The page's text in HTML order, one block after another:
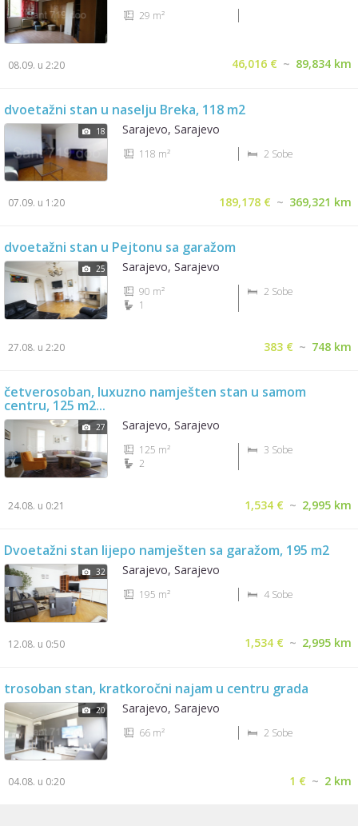
29 m²
46,016 € ~ 89,834 km
08.09. u 2:20
dvoetažni stan u naselju Breka, 118 m2
18 Sarajevo, Sarajevo
118 m² 2 Sobe
189,178 € ~ 369,321 km
07.09. u 1:20
dvoetažni stan u Pejtonu sa garažom
25 Sarajevo, Sarajevo
90 m²
2 Sobe
1
383 € ~ 748 km
27.08. u 2:20
četverosoban, luxuzno namješten stan u samom
centru, 125 m2...
27 Sarajevo, Sarajevo
125 m²
3 Sobe
2
1,534 € ~ 2,995 km
24.08. u 0:21
Dvoetažni stan lijepo namješten sa garažom, 195 m2
32 Sarajevo, Sarajevo
195 m² 4 Sobe
1,534 € ~ 2,995 km
12.08. u 0:50
trosoban stan, kratkoročni najam u centru grada
20 Sarajevo, Sarajevo
66 m² 2 Sobe
1 € ~ 2 km
04.08. u 0:20